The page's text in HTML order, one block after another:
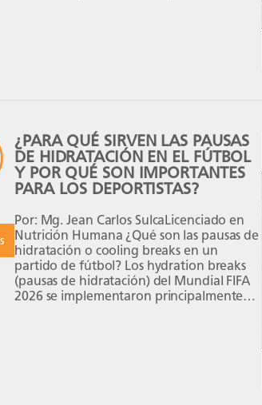
¿PARA QUÉ SIRVEN LAS PAUSAS
DE HIDRATACIÓN EN EL FÚTBOL
Y POR QUÉ SON IMPORTANTES
PARA LOS DEPORTISTAS?
Por: Mg. Jean Carlos SulcaLicenciado en
Nutrición Humana ¿Qué son las pausas de
hidratación o cooling breaks en un
partido de fútbol? Los hydration breaks
(pausas de hidratación) del Mundial FIFA
2026 se implementaron principalmente